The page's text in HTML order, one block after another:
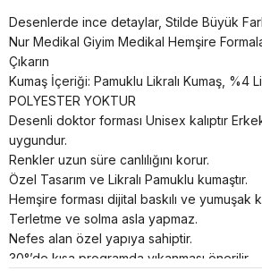
Desenlerde ince detaylar, Stilde Büyük
Nur Medikal Giyim Medikal Hemşire
Çıkarın
Kumaş İçeriği: Pamuklu Likralı Kumaş, %4
POLYESTER YOKTUR
Desenli doktor forması Unisex kalıptır
uygundur.
Renkler uzun süre canlılığını korur.
Özel Tasarım ve Likralı Pamuklu kumaştır.
Hemşire forması dijital baskılı ve yumuşak
Terletme ve solma asla yapmaz.
Nefes alan özel yapıya sahiptir.
30°’de kısa programda yıkanması önerilir.